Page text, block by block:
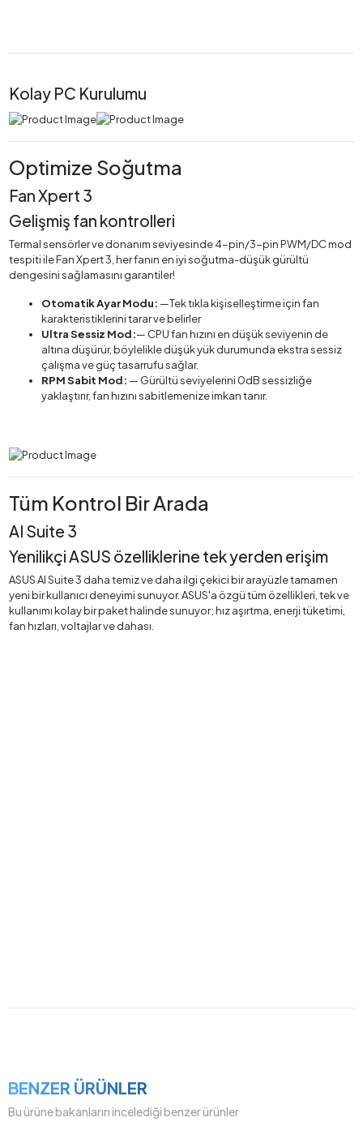
Kolay PC Kurulumu
Optimize Soğutma
Fan Xpert 3
Gelişmiş fan kontrolleri
Termal sensörler ve donanım seviyesinde 4-pin/3-pin PWM/DC mod
tespiti ile Fan Xpert 3, her fanın en iyi soğutma-düşük gürültü
dengesini sağlamasını garantiler!
Otomatik Ayar Modu: —Tek tıkla kişiselleştirme için fan
karakteristiklerini tarar ve belirler
Ultra Sessiz Mod:— CPU fan hızını en düşük seviyenin de
altına düşürür, böylelikle düşük yük durumunda ekstra sessiz
çalışma ve güç tasarrufu sağlar.
RPM Sabit Mod: — Gürültü seviyelerini 0dB sessizliğe
yaklaştırır, fan hızını sabitlemenize imkan tanır.
Tüm Kontrol Bir Arada
AI Suite 3
Yenilikçi ASUS özelliklerine tek yerden erişim
ASUS AI Suite 3 daha temiz ve daha ilgi çekici bir arayüzle tamamen
yeni bir kullanıcı deneyimi sunuyor. ASUS'a özgü tüm özellikleri, tek ve
kullanımı kolay bir paket halinde sunuyor; hız aşırtma, enerji tüketimi,
fan hızları, voltajlar ve dahası.
BENZER ÜRÜNLER
Bu ürüne bakanların incelediği benzer ürünler